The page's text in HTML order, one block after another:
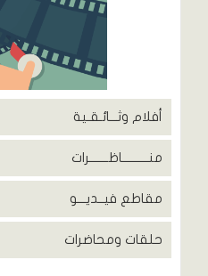
أفلام وثـــائـقـية
منــــــــــاظـــــــرات
مقاطع فيــديـــو
حلقات ومحاضرات